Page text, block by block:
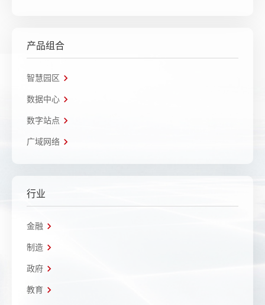
产品组合
智慧园区
数据中心
数字站点
广域网络
行业
金融
制造
政府
教育